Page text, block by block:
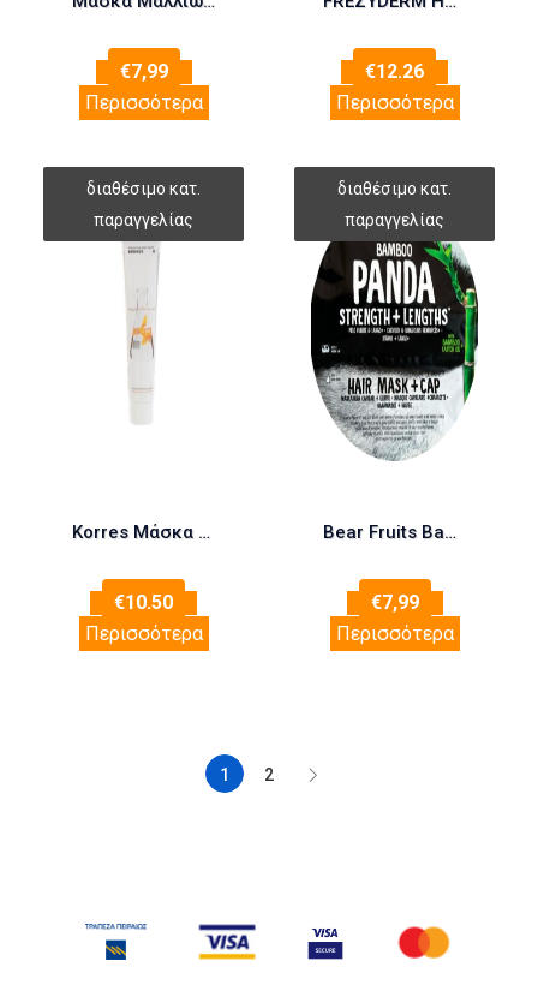
€7,99
Περισσότερα
€12.26
Περισσότερα
Korres Μάσκα Ηλίανθος & Τσάι Του Βουνού 125ml
€10.50
Περισσότερα
Bear Fruits Bamboo Panda Strength + Lengths Μάσκα μαλλιών και Σκουφάκι
€7,99
Περισσότερα
1 2